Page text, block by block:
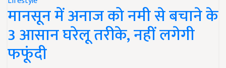
मानसून में अनाज को नमी से बचाने के
3 आसान घरेलू तरीके, नहीं लगेगी
फफूंदी